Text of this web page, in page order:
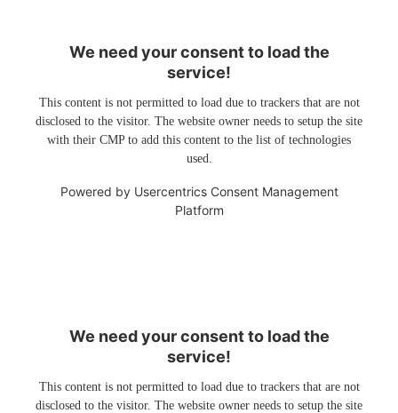
We need your consent to load the
service!
This content is not permitted to load due to trackers that are not
disclosed to the visitor. The website owner needs to setup the site
with their CMP to add this content to the list of technologies
used.
Powered by Usercentrics Consent Management
Platform
We need your consent to load the
service!
This content is not permitted to load due to trackers that are not
disclosed to the visitor. The website owner needs to setup the site